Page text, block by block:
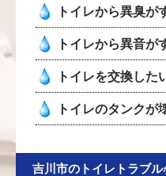
トイレから異臭が
トイレから異音が
トイレを交換した
トイレのタンクが
吉川市のトイレトラブル